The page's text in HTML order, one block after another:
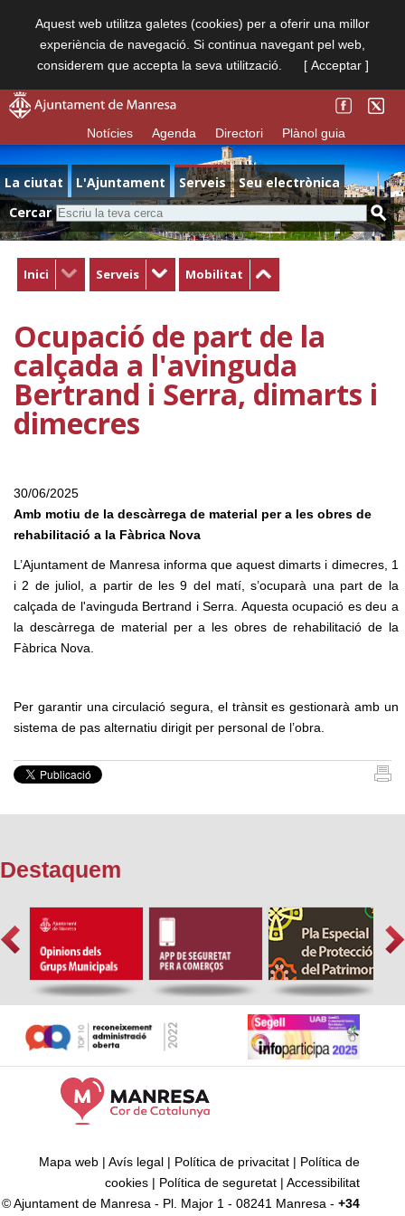
Aquest web utilitza galetes (cookies) per a oferir una millor
experiència de navegació. Si continua navegant pel web,
considerem que accepta la seva utilització.
[ Acceptar ]
Notícies Agenda Directori Plànol guia
La ciutat L'Ajuntament Serveis
Seu electrònica
Cercar
Inici Serveis Mobilitat
Ocupació de part de la
calçada a l'avinguda
Bertrand i Serra, dimarts i
dimecres
30/06/2025
Amb motiu de la descàrrega de material per a les obres de
rehabilitació a la Fàbrica Nova
L’Ajuntament de Manresa informa que aquest dimarts i dimecres, 1
i 2 de juliol, a partir de les 9 del matí, s’ocuparà una part de la
calçada de l'avinguda Bertrand i Serra. Aquesta ocupació es deu a
la descàrrega de material per a les obres de rehabilitació de la
Fàbrica Nova.
Per garantir una circulació segura, el trànsit es gestionarà amb un
sistema de pas alternatiu dirigit per personal de l’obra.
Destaquem
Mapa web | Avís legal | Política de privacitat | Política de
cookies | Política de seguretat | Accessibilitat
© Ajuntament de Manresa - Pl. Major 1 - 08241 Manresa - +34